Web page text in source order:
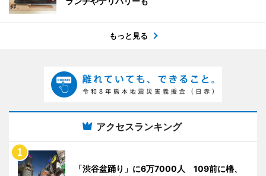
もっと見る
アクセスランキング
「渋谷盆踊り」に6万7000人 109前に櫓、